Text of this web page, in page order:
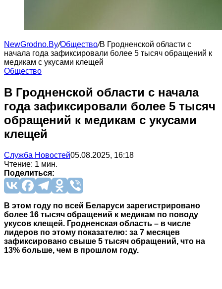
NewGrodno.By/Общество/В Гродненской области с
начала года зафиксировали более 5 тысяч обращений к
медикам с укусами клещей
Общество
В Гродненской области с начала
года зафиксировали более 5 тысяч
обращений к медикам с укусами
клещей
Служба Новостей05.08.2025, 16:18
Чтение: 1 мин.
Поделиться:
В этом году по всей Беларуси зарегистрировано
более 16 тысяч обращений к медикам по поводу
укусов клещей. Гродненская область – в числе
лидеров по этому показателю: за 7 месяцев
зафиксировано свыше 5 тысяч обращений, что на
13% больше, чем в прошлом году.